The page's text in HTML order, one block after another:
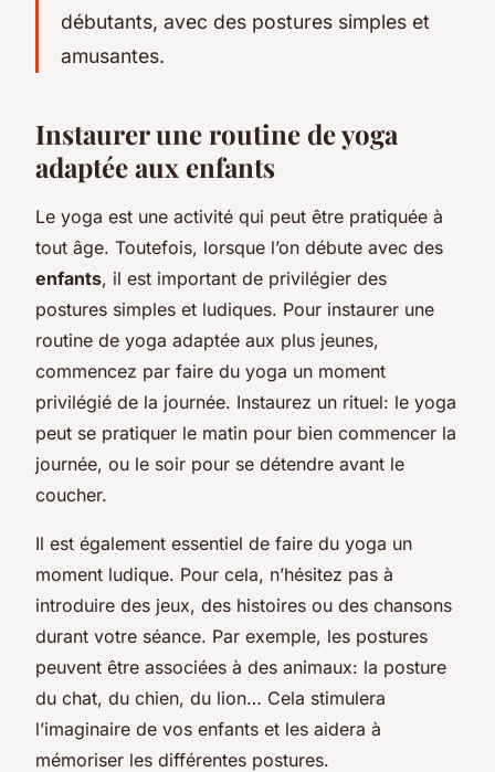
débutants, avec des postures simples et
amusantes.
Instaurer une routine de yoga
adaptée aux enfants
Le yoga est une activité qui peut être pratiquée à
tout âge. Toutefois, lorsque l’on débute avec des
enfants, il est important de privilégier des
postures simples et ludiques. Pour instaurer une
routine de yoga adaptée aux plus jeunes,
commencez par faire du yoga un moment
privilégié de la journée. Instaurez un rituel: le yoga
peut se pratiquer le matin pour bien commencer la
journée, ou le soir pour se détendre avant le
coucher.
Il est également essentiel de faire du yoga un
moment ludique. Pour cela, n’hésitez pas à
introduire des jeux, des histoires ou des chansons
durant votre séance. Par exemple, les postures
peuvent être associées à des animaux: la posture
du chat, du chien, du lion… Cela stimulera
l’imaginaire de vos enfants et les aidera à
mémoriser les différentes postures.